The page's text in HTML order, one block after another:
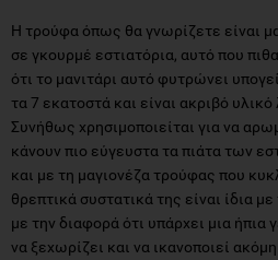
Η τρούφα όπως θα γνωρίζετε είναι
σε γκουρμέ εστιατόρια, αυτό που
ότι το μανιτάρι αυτό φυτρώνει
τα 7 εκατοστά και είναι ακριβό
Συνήθως χρησιμοποιείται για να
κάνουν πιο εύγευστα τα πιάτα των
και με τη μαγιονέζα τρούφας που
θρεπτικά συστατικά της είναι ίδια
με την διαφορά ότι υπάρχει μια ήπια
να ξεχωρίζει και να ικανοποιεί